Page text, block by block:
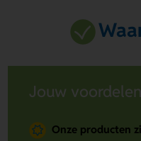
Jouw
Onze producten